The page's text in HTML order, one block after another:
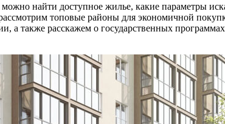
найти доступное жилье, какие параметры
топовые районы для экономичной
а также расскажем о государственных